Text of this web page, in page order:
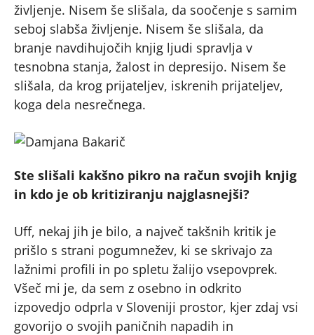
življenje. Nisem še slišala, da soočenje s samim
seboj slabša življenje. Nisem še slišala, da
branje navdihujočih knjig ljudi spravlja v
tesnobna stanja, žalost in depresijo. Nisem še
slišala, da krog prijateljev, iskrenih prijateljev,
koga dela nesrečnega.
Ste slišali kakšno pikro na račun svojih knjig
in kdo je ob kritiziranju najglasnejši?
Uff, nekaj jih je bilo, a največ takšnih kritik je
prišlo s strani pogumnežev, ki se skrivajo za
lažnimi profili in po spletu žalijo vsepovprek.
Všeč mi je, da sem z osebno in odkrito
izpovedjo odprla v Sloveniji prostor, kjer zdaj vsi
govorijo o svojih paničnih napadih in